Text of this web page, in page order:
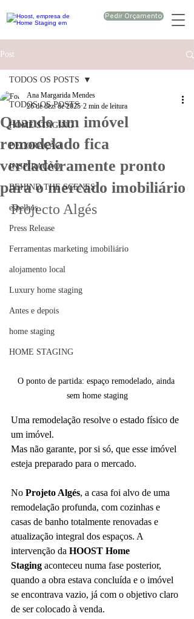
Pedir Orçamento
Post
TODOS OS POSTS
HOME STAGING
DECORAÇÃO
INSPIRAÇÃO
BEHIND THE SCENES
espelhos
Press Release
Ferramentas marketing imobiliário
alojamento local
Luxury home staging
Antes e depois
home staging
HOME STAGING
TODOS OS POSTS
Quando um imóvel
remodelado fica
verdadeiramente pronto
para o mercado imobiliário
Ana Margarida Mendes
26 de dez. de 2025 2 min de leitura
Projecto Algés
O ponto de partida: espaço remodelado, ainda
sem home staging
Uma remodelação resolve o estado físico de
um imóvel.
Mas não garante, por si só, que esse imóvel
esteja preparado para o mercado.
No Projeto Algés, a casa foi alvo de uma
remodelação profunda, com cozinhas e
casas de banho totalmente renovadas e
atualização integral dos espaços. A
intervenção da HOOST Home
Staging aconteceu numa fase posterior,
quando a obra estava concluída e o imóvel
se encontrava vazio, já com o objetivo claro
de ser colocado à venda.